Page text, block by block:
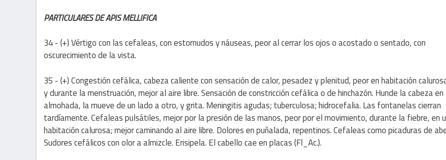
PARTICULARES DE APIS MELLIFICA
34 - (+) Vértigo con las cefaleas, con estornudos y náuseas, peor al cerrar los ojos o acostado o sentado, con
oscurecimiento de la vista.
35 - (+) Congestión cefálica, cabeza caliente con sensación de calor, pesadez y plenitud, peor en habitación
y durante la menstruación, mejor al aire libre. Sensación de constricción cefálica o de hinchazón. Hunde la cabeza
almohada, la mueve de un lado a otro, y grita. Meningitis agudas; tuberculosa; hidrocefalia. Las fontanelas cierran
tardíamente. Cefaleas pulsátiles, mejor por la presión de las manos, peor por el movimiento, durante la fiebre, en
habitación calurosa; mejor caminando al aire libre. Dolores en puñalada, repentinos. Cefaleas como picaduras de
Sudores cefálicos con olor a almizcle. Erisipela. El cabello cae en placas (Fl_Ac.).